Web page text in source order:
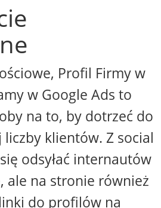
Profil Firmy w
w Google Ads to
na to, by dotrzeć do
liczby klientów. Z social
odsyłać internautów
ale na stronie również
do profilów na